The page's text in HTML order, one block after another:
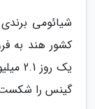
یک
گینس را